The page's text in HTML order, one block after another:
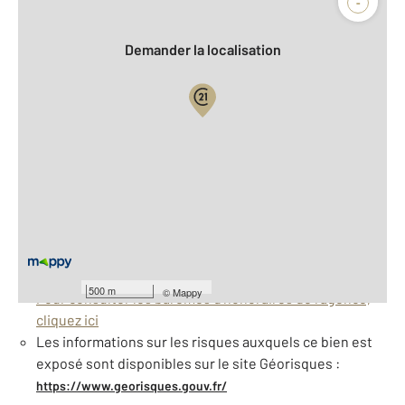
500 m ©Mappy
Demander la localisation
Taxe foncière : 1685 €
Pour consulter les barèmes d'honoraires de l'agence,
cliquez ici
Les informations sur les risques auxquels ce bien est
exposé sont disponibles sur le site Géorisques :
https://www.georisques.gouv.fr/